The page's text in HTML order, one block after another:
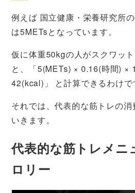
例えば 国立健康・栄養研究所
は5METsとなっています。
仮に体重50kgの人がスクワッ
と、「5(METs) × 0.16(時間) ×
42(kcal)」 と計算できるわけで
それでは、代表的な筋トレの
いきます。
代表的な筋トレメニ
ロリー